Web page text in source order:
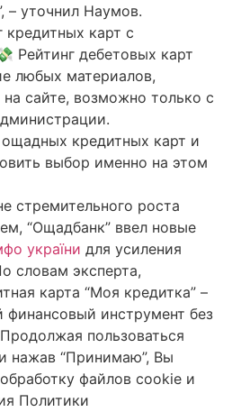
– уточнил Наумов.
карт с
Рейтинг дебетовых карт
любых материалов,
сайте, возможно только с
кредитных карт и
выбор именно на этом
стремительного роста
“Ощадбанк” ввел новые
україни для усиления
словам эксперта,
карта “Моя кредитка” –
финансовый инструмент без
пользоваться
нажав “Принимаю”, Вы
файлов cookie и
Политики